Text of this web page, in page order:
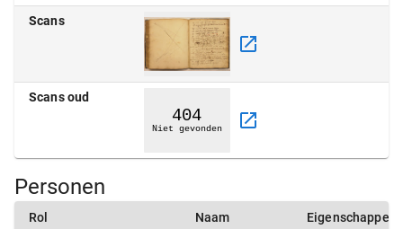
Scans
Scans oud
Personen
Rol Naam Eigenschappen